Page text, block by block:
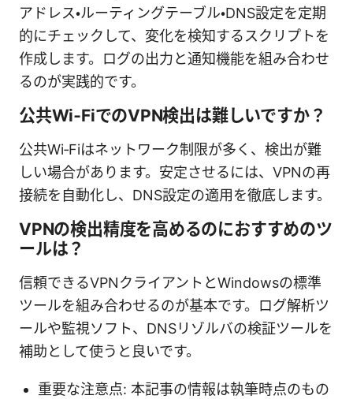
アドレス・ルーティングテーブル・DNS設定を定期
的にチェックして、変化を検知するスクリプトを
作成します。ログの出力と通知機能を組み合わせ
るのが実践的です。
公共Wi‑FiでのVPN検出は難しいですか？
公共Wi‑Fiはネットワーク制限が多く、検出が難
しい場合があります。安定させるには、VPNの再
接続を自動化し、DNS設定の適用を徹底します。
VPNの検出精度を高めるのにおすすめのツ
ールは？
信頼できるVPNクライアントとWindowsの標準
ツールを組み合わせるのが基本です。ログ解析ツ
ールや監視ソフト、DNSリゾルバの検証ツールを
補助として使うと良いです。
重要な注意点: 本記事の情報は執筆時点のもの